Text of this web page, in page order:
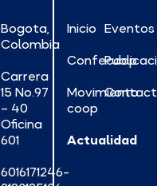
Bogota,
Colombia
Carrera
15 No.97
– 40
Oficina
601
6016171246-
Inicio
Confecoop
Movimiento
coop
Actualidad
Eventos